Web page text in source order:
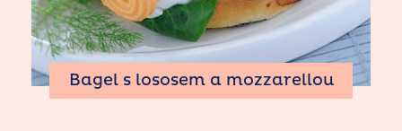
Bagel s lososem a mozzarellou